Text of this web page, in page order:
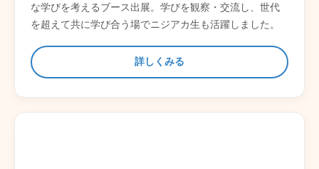
な学びを考えるブース出展。学びを観察・交流し、世代
を超えて共に学び合う場でニジアカ生も活躍しました。
詳しくみる